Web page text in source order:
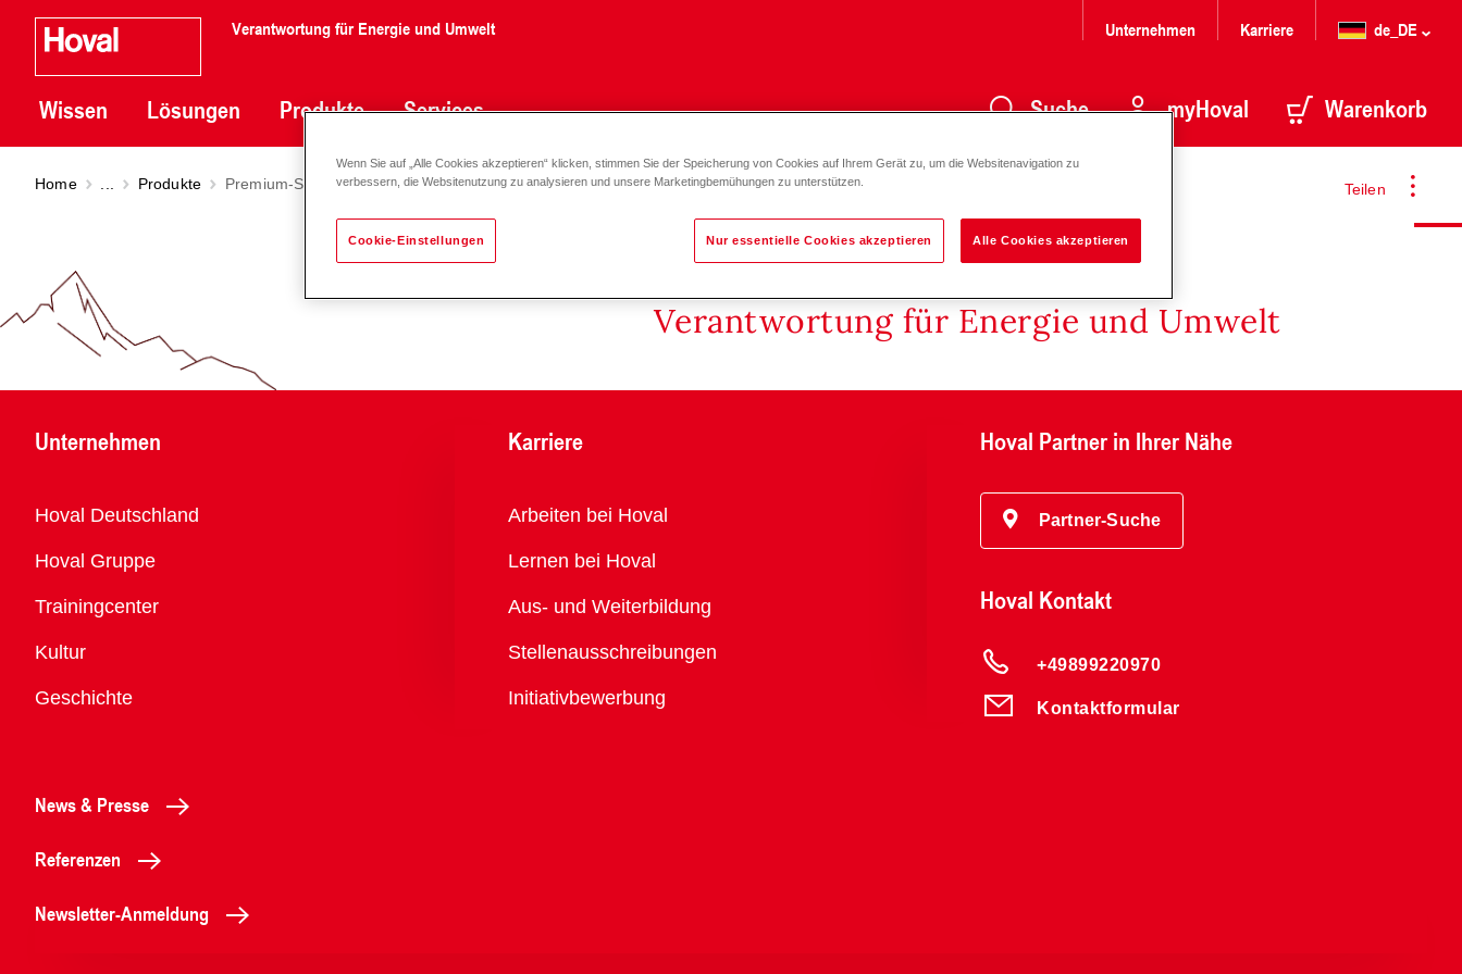
Verantwortung für Energie und Umwelt
Wissen Lösungen Produkte Services
Unternehmen Karriere de_DE
Suche myHoval Warenkorb
Teilen
Home Produkte Premium-Smartpumpe Stratos MAXO DN 65-100
Verantwortung für Energie und Umwelt
Unternehmen
Übersicht
Hoval Deutschland
Hoval Gruppe
Trainingcenter
Kultur
Geschichte
Karriere
Übersicht
Arbeiten bei Hoval
Lernen bei Hoval
Aus- und Weiterbildung
Stellenausschreibungen
Initiativbewerbung
Hoval Partner in Ihrer Nähe
Partner-Suche
Hoval Kontakt
+49899220970
Kontaktformular
News & Presse
Referenzen
Newsletter-Anmeldung
Wenn Sie auf „Alle Cookies akzeptieren“ klicken, stimmen Sie der Speicherung von Cookies auf Ihrem Gerät zu, um die Websitenavigation zu
verbessern, die Websitenutzung zu analysieren und unsere Marketingbemühungen zu unterstützen.
Cookie-Einstellungen Nur essentielle Cookies akzeptieren Alle Cookies akzeptieren